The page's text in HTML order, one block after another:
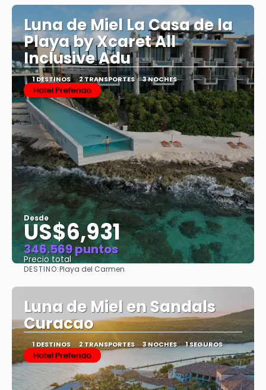
Luna de Miel La Casa de la
Playa by Xcaret All
Inclusive Adu
1 DESTINOS 2 TRANSPORTES 3 NOCHES
Hotel Preferido
Desde
US$6,931
346.569 puntos
Precio total
DESTINO:Playa del Carmen
Luna de Miel en Sandals
Curacao
1 DESTINOS 2 TRANSPORTES 3 NOCHES 1 SEGUROS
Hotel Preferido